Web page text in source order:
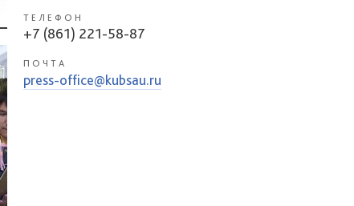
ТЕЛЕФОН
+7 (861) 221-58-87
ПОЧТА
press-office@kubsau.ru